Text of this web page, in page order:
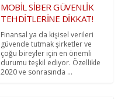
MOBİL SİBER GÜVENLİK
TEHDİTLERİNE DİKKAT!
Finansal ya da kişisel verileri
güvende tutmak şirketler ve
çoğu bireyler için en önemli
durumu teşkil ediyor. Özellikle
2020 ve sonrasında ...